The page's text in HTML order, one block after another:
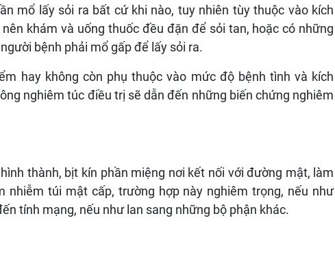
mổ lấy sỏi ra bất cứ khi nào, tuy nhiên tùy thuộc vào kích
khám và uống thuốc đều đặn để sỏi tan, hoặc có những
bệnh phải mổ gấp để lấy sỏi ra.
hay không còn phụ thuộc vào mức độ bệnh tình và kích
nghiêm túc điều trị sẽ dẫn đến những biến chứng nghiêm
thành, bịt kín phần miệng nơi kết nối với đường mật, làm
túi mật cấp, trường hợp này nghiêm trọng, nếu như
tính mạng, nếu như lan sang những bộ phận khác.